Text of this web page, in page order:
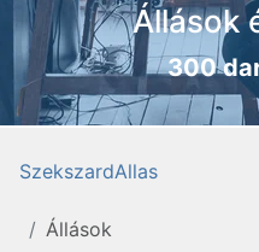
Állások
300
SzekszardAllas
Állások